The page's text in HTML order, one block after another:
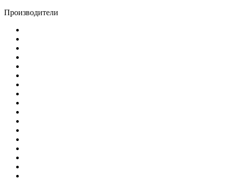
Производители